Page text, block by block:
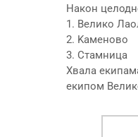
Након
1. Велико
2. Kаменово
3. Стамница
Хвала
екипом